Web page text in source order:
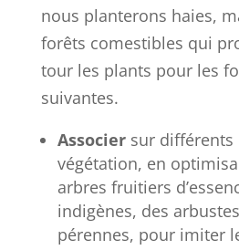
nous planterons haies,
forêts comestibles qui
tour les plants pour les
suivantes.
Associersur différents
végétation, en
arbres fruitiers
indigènes, des
pérennes, pour imiter